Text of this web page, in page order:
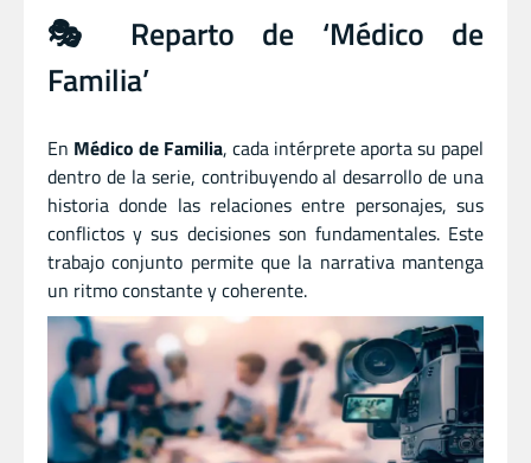
🎭 Reparto de ‘Médico de
Familia’
En Médico de Familia, cada intérprete aporta su papel
dentro de la serie, contribuyendo al desarrollo de una
historia donde las relaciones entre personajes, sus
conflictos y sus decisiones son fundamentales. Este
trabajo conjunto permite que la narrativa mantenga
un ritmo constante y coherente.